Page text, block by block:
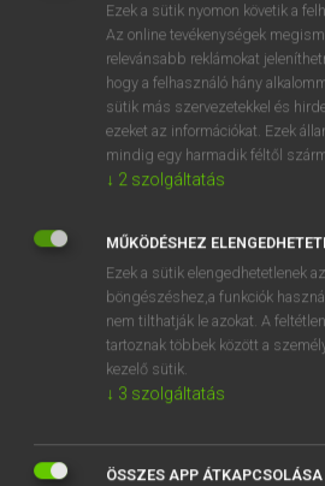
NINCS
Nincs regisztrációm és
díjmentes próbaverziójának
belépek.
EURÓPAI UNIÓS TERMINOLÓGIAI
Kapcsolódó anyagok
állatvédelem
állatvédelmi elenőrzés
Ezek a sütik nyomon követik a
Az online tevékenységek
relevánsabb reklámokat
hogy a felhasználó hány
sütik más szervezetekkel és
ezeket az információkat. Ezek
mindig egy harmadik féltől
↓ 2 szolgáltatás
MŰKÖDÉSHEZ
Ezek a sütik elengedhetetlenek
böngészéshez,a funkciók
nem tilthatják le azokat. A
tartoznak többek között a
kezelő sütik.
↓ 3 szolgáltatás
ÖSSZES APP ÁTKAPCSOLÁSA